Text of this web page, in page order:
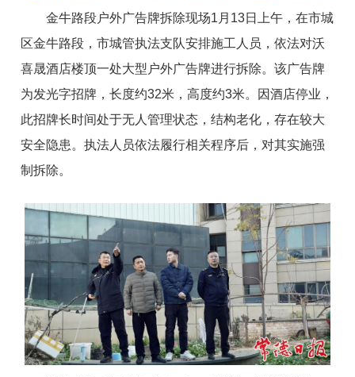
金牛路段户外广告牌拆除现场1月13日上午，在市城
区金牛路段，市城管执法支队安排施工人员，依法对沃
喜晟酒店楼顶一处大型户外广告牌进行拆除。该广告牌
为发光字招牌，长度约32米，高度约3米。因酒店停业，
此招牌长时间处于无人管理状态，结构老化，存在较大
安全隐患。执法人员依法履行相关程序后，对其实施强
制拆除。